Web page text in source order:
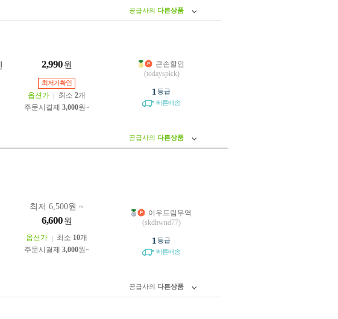
공급사의 다른상품
2,990 원
최저가확인
옵션가 최소 2개
주문시결제 3,000원~
큰손할인
(todayspick)
1 등급
빠른배송
공급사의 다른상품
최저 6,500원 ~
6,600 원
옵션가 최소 10개
주문시결제 3,000원~
이우드림무역
(skdhwnd77)
1 등급
빠른배송
공급사의 다른상품